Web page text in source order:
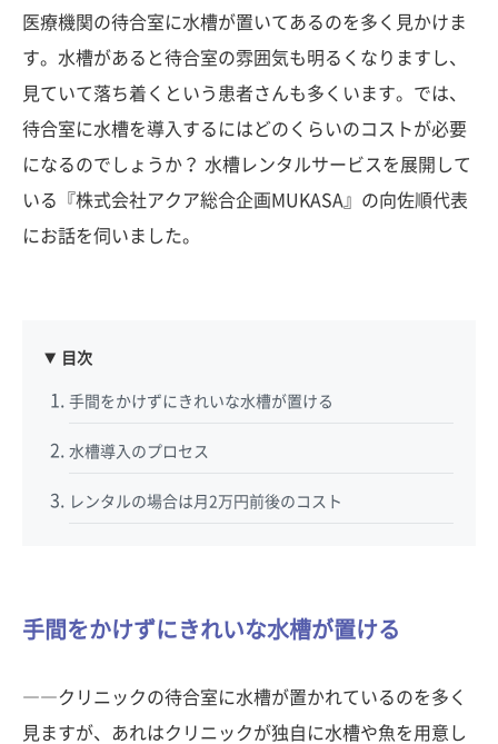
医療機関の待合室に水槽が置いてあるのを多く見かけま
す。水槽があると待合室の雰囲気も明るくなりますし、
見ていて落ち着くという患者さんも多くいます。では、
待合室に水槽を導入するにはどのくらいのコストが必要
になるのでしょうか？ 水槽レンタルサービスを展開して
いる『株式会社アクア総合企画MUKASA』の向佐順代表
にお話を伺いました。
目次
手間をかけずにきれいな水槽が置ける
水槽導入のプロセス
レンタルの場合は月2万円前後のコスト
手間をかけずにきれいな水槽が置ける
――クリニックの待合室に水槽が置かれているのを多く
見ますが、あれはクリニックが独自に水槽や魚を用意し